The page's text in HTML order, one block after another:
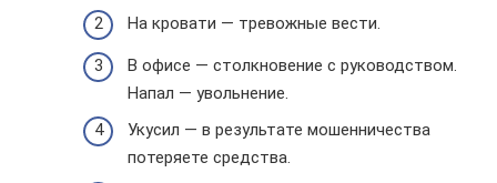
На кровати — тревожные вести.
В офисе — столкновение с руководством.
Напал — увольнение.
Укусил — в результате мошенничества
потеряете средства.